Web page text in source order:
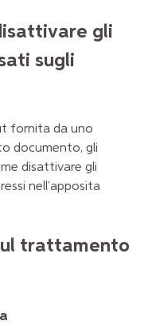
gli
sugli
fornita da uno
documento, gli
disattivare gli
nell'apposita
trattamento